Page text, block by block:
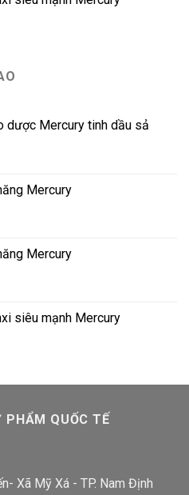
dược Mercury tinh dầu sả
Mercury
Mercury
siêu mạnh Mercury
PHẨM QUỐC TẾ
Xã Mỹ Xá - TP. Nam Định